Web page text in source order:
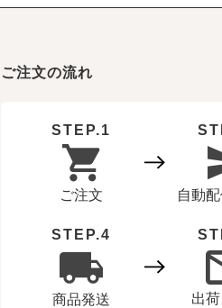
ご注文の流れ
STEP.1
ご注文 自動
STEP.4
商品発送 出